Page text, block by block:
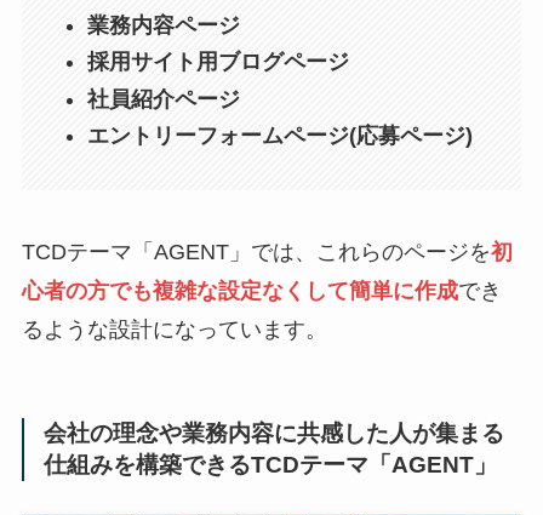
業務内容ページ
採用サイト用ブログページ
社員紹介ページ
エントリーフォームページ(応募ページ)
TCDテーマ「AGENT」では、これらのページを初
心者の方でも複雑な設定なくして簡単に作成でき
るような設計になっています。
会社の理念や業務内容に共感した人が集まる
仕組みを構築できるTCDテーマ「AGENT」